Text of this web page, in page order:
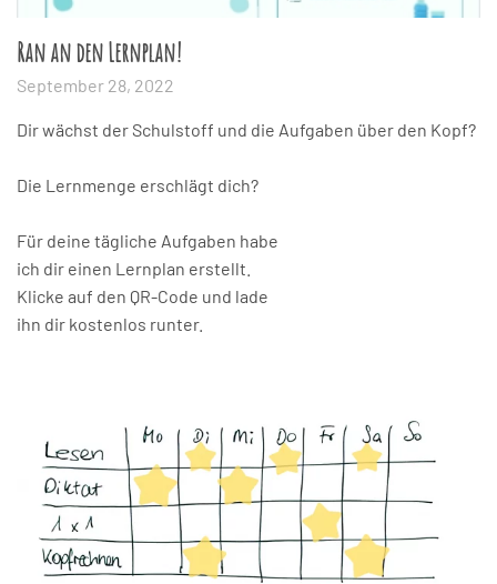
Ran an den Lernplan!
September 28, 2022
Dir wächst der Schulstoff und die Aufgaben über den Kopf?
Die Lernmenge erschlägt dich?
Für deine tägliche Aufgaben habe
ich dir einen Lernplan erstellt.
Klicke auf den QR-Code und lade
ihn dir kostenlos runter.